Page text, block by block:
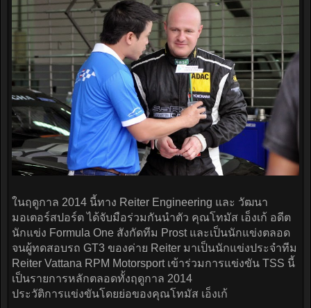
ในฤดูกาล 2014 นี้ทาง Reiter Engineering และ วัฒนา
มอเตอร์สปอร์ต ได้จับมือร่วมกันนำตัว คุณโทมัส เอ็งเก้ อดีต
นักแข่ง Formula One สังกัดทีม Prost และเป็นนักแข่งตลอด
จนผู้ทดสอบรถ GT3 ของค่าย Reiter มาเป็นนักแข่งประจำทีม
Reiter Vattana RPM Motorsport เข้าร่วมการแข่งขัน TSS นี้
เป็นรายการหลักตลอดทั้งฤดูกาล 2014
ประวัติการแข่งขันโดยย่อของคุณโทมัส เอ็งเก้